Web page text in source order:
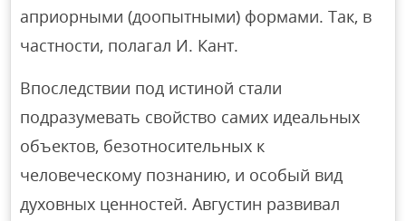
априорными (доопытными) формами. Так, в
частности, полагал И. Кант.
Впоследствии под истиной стали
подразумевать свойство самих идеальных
объектов, безотносительных к
человеческому познанию, и особый вид
духовных ценностей. Августин развивал